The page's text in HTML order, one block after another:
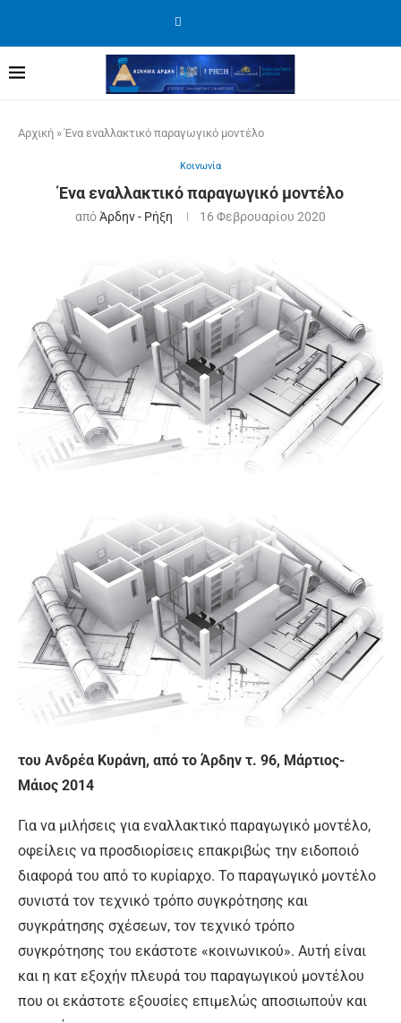
Αρχική »Ένα εναλλακτικό παραγωγικό μοντέλο
Κοινωνία
Ένα εναλλακτικό παραγωγικό μοντέλο
απόΆρδην - Ρήξη 16 Φεβρουαρίου 2020
του Ανδρέα Κυράνη, από το Άρδην τ. 96, Μάρτιος-
Μάιος 2014
Για να μιλήσεις για εναλλακτικό παραγωγικό μοντέλο,
οφείλεις να προσδιορίσεις επακριβώς την ειδοποιό
διαφορά του από το κυρίαρχο. Το παραγωγικό μοντέλο
συνιστά τον τεχνικό τρόπο συγκρότησης και
συγκράτησης σχέσεων, τον τεχνικό τρόπο
συγκρότησης του εκάστοτε «κοινωνικού». Αυτή είναι
και η κατ εξοχήν πλευρά του παραγωγικού μοντέλου
που οι εκάστοτε εξουσίες επιμελώς αποσιωπούν και